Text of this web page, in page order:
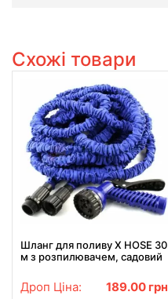
Схожі товари
Шланг для поливу X HOSE 30
м з розпилювачем, садовий
саду СИНІЙ
Дроп Ціна: 189.00 грн